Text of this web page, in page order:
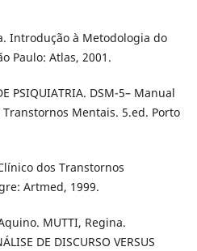
Introdução à Metodologia do
Paulo: Atlas, 2001.
PSIQUIATRIA. DSM-5– Manual
Mentais. 5.ed. Porto
dos Transtornos
Artmed, 1999.
MUTTI, Regina.
DE DISCURSO VERSUS